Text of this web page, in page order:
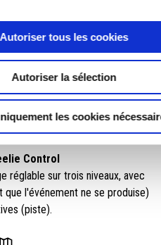
Autoriser tous les cookies
Autoriser la sélection
les cookies
à huit niveaux, fonctionne
Control), qui comporte trois
réglables.
Control
réglable sur trois niveaux, avec
l'événement ne se produise)
(piste).